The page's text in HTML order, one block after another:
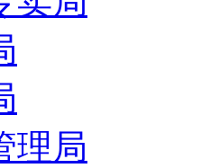
理局